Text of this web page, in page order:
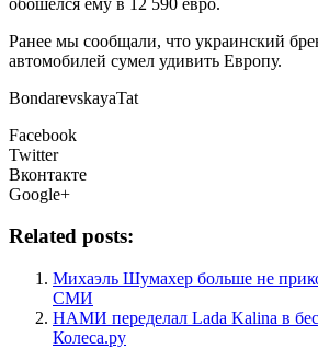
Ранее мы сообщали, что украинский
автомобилей сумел удивить Европу.
BondarevskayaTat
Facebook
Twitter
Вконтакте
Google+
Related posts:
Михаэль Шумахер больше не
СМИ
НАМИ переделал Lada Kalina в
Колеса.ру